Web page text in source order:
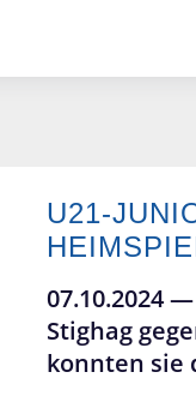
U21-
07.10.2024 —
Stighag
konnten sie